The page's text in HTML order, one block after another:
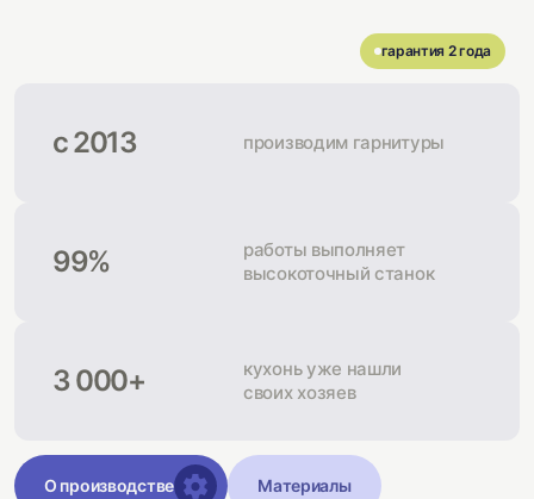
гарантия 2 года
с 2013 производим гарнитуры
99%
работы выполняет
высокоточный станок
3 000+
кухонь уже нашли
своих хозяев
О производстве Материалы